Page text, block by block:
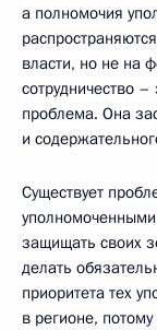
а полномочия
власти, но не на
сотрудничество
проблема. Она
и
Существует
защищать своих
делать
приоритета тех
в регионе,